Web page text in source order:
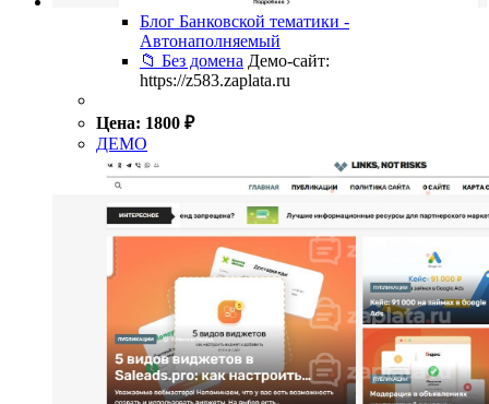
Блог Банковской тематики -
Автонаполняемый
📁 Без домена Демо-сайт:
https://z583.zaplata.ru
Цена: 1800 ₽
ДЕМО